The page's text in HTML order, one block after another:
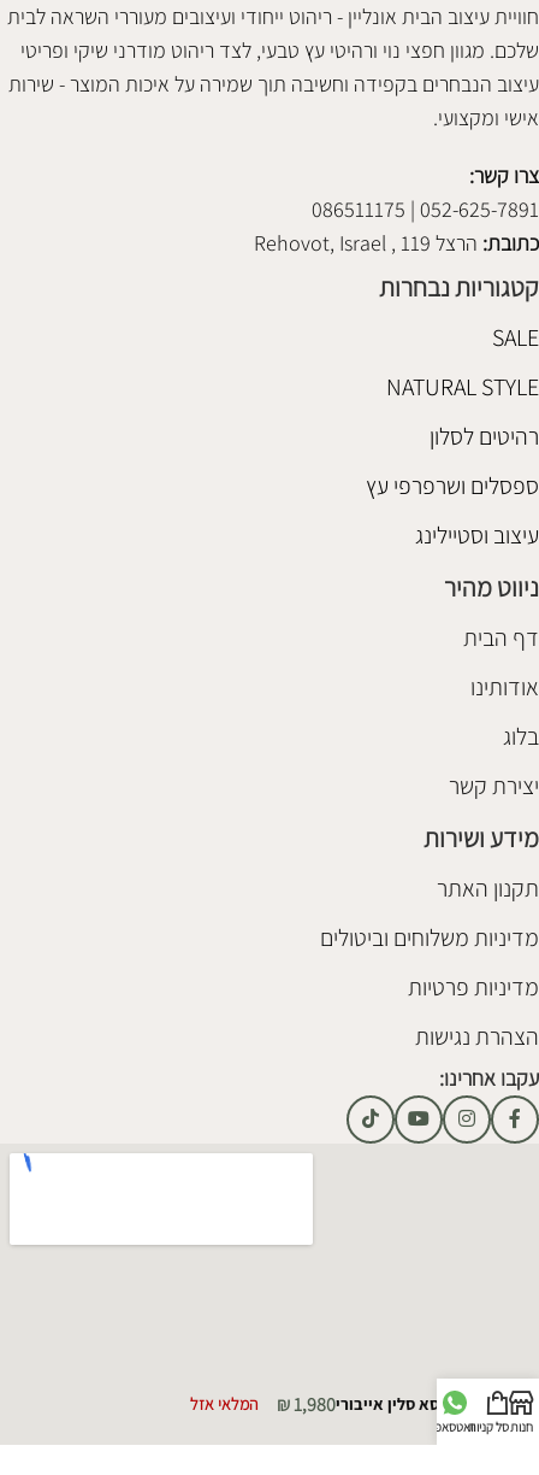
חוויית עיצוב הבית אונליין - ריהוט ייחודי ועיצובים מעוררי השראה לבית
שלכם. מגוון חפצי נוי ורהיטי עץ טבעי, לצד ריהוט מודרני שיקי ופריטי
עיצוב הנבחרים בקפידה וחשיבה תוך שמירה על איכות המוצר - שירות
אישי ומקצועי.
צרו קשר:
052-625-7891 | 086511175
כתובת: הרצל 119 , Rehovot, Israel
קטגוריות נבחרות
SALE
NATURAL STYLE
רהיטים לסלון
ספסלים ושרפרפי עץ
עיצוב וסטיילינג
ניווט מהיר
דף הבית
אודותינו
בלוג
יצירת קשר
מידע ושירות
תקנון האתר
מדיניות משלוחים וביטולים
מדיניות פרטיות
הצהרת נגישות
עקבו אחרינו:
חנותסל קניותוואטסאפ
כורסא סלין אייבורי ₪1,980 המלאי אזל